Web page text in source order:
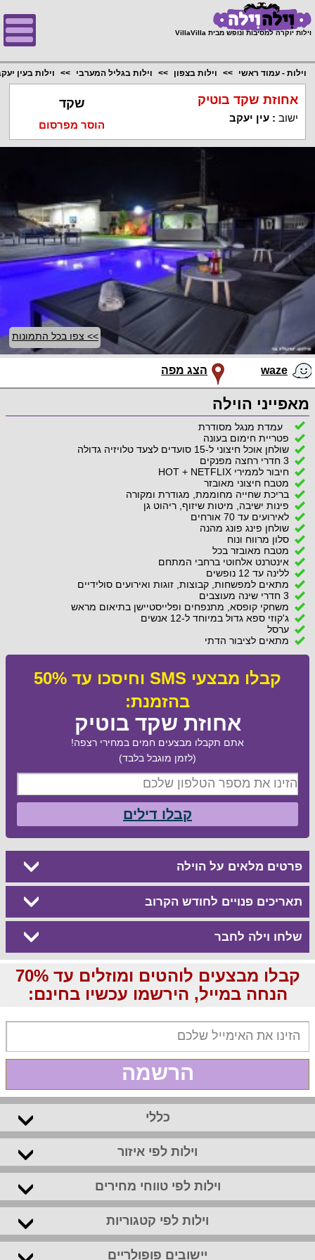
וילות יוקרה למסיבות ונופש מבית VillaVilla
וילות - עמוד ראשי וילות בצפון וילות בגליל המערבי וילות בעין
אחוזת שקד בוטיק
ישוב :עין יעקב
שקד
הוסר מפרסום
>> צפו בכל התמונות
waze הצג מפה
מאפייני הוילה
עמדת מנגל מסודרת
פטריית חימום בעונה
שולחן אוכל חיצוני ל-15 סועדים לצעד טלויזיה גדולה
3 חדרי רחצה מפנקים
חיבור לממירי HOT + NETFLIX
מטבח חיצוני מאובזר
בריכת שחייה מחוממת, מגודרת ומקורה
פינות ישיבה, מיטות שיזוף, ריהוט גן
לאירועים עד 70 אורחים
שולחן פינג פונג מהנה
סלון מרווח ונוח
מטבח מאובזר בכל
אינטרנט אלחוטי ברחבי המתחם
ללינה עד 12 נופשים
מתאים למפשחות, קבוצות, זוגות ואירועים סולידיים
3 חדרי שינה מעוצבים
משחקי קופסא, מתנפחים ופלייסטיישן בתיאום מראש
ג'קוזי ספא גדול במיוחד ל-12 אנשים
ערסל
מתאים לציבור הדתי
קבלו מבצעי SMS וחיסכו עד 50%
בהזמנת:
אחוזת שקד בוטיק
אתם תקבלו מבצעים חמים במחירי רצפה!
(לזמן מוגבל בלבד)
קבלו דילים
פרטים מלאים על הוילה
תאריכים פנויים לחודש הקרוב
שלחו וילה לחבר
קבלו מבצעים לוהטים ומוזלים עד 70%
הנחה במייל, הירשמו עכשיו בחינם:
הרשמה
כללי
וילות לפי איזור
וילות לפי טווחי מחירים
וילות לפי קטגוריות
יישובים פופולריים